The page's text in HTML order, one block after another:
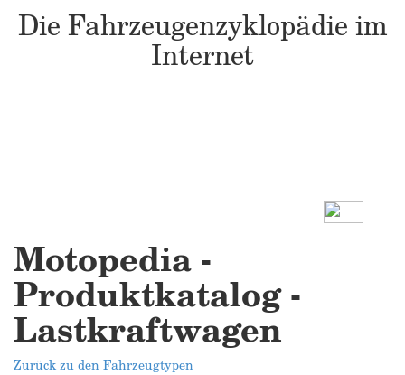
Die Fahrzeugenzyklopädie im
Internet
Motopedia -
Produktkatalog -
Lastkraftwagen
Zurück zu den Fahrzeugtypen